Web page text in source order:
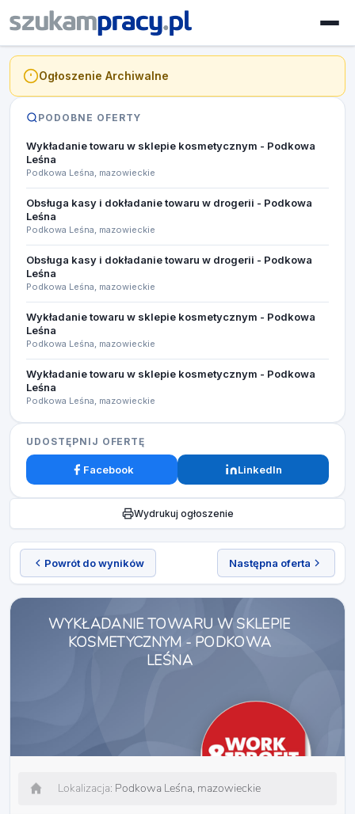
Powrót do wyników Następna oferta
WYKŁADANIE TOWARU W SKLEPIE
KOSMETYCZNYM - PODKOWA
LEŚNA
Lokalizacja: Podkowa Leśna, mazowieckie
Ogłoszenie Archiwalne
PODOBNE OFERTY
Wykładanie towaru w sklepie kosmetycznym - Podkowa
Leśna
Podkowa Leśna, mazowieckie
Obsługa kasy i dokładanie towaru w drogerii - Podkowa
Leśna
Podkowa Leśna, mazowieckie
Obsługa kasy i dokładanie towaru w drogerii - Podkowa
Leśna
Podkowa Leśna, mazowieckie
Wykładanie towaru w sklepie kosmetycznym - Podkowa
Leśna
Podkowa Leśna, mazowieckie
Wykładanie towaru w sklepie kosmetycznym - Podkowa
Leśna
Podkowa Leśna, mazowieckie
UDOSTĘPNIJ OFERTĘ
Facebook LinkedIn
Wydrukuj ogłoszenie